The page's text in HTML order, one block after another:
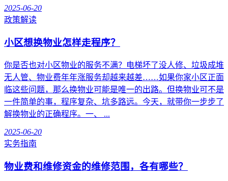
2025-06-20
政策解读
小区想换物业怎样走程序？
你是否也对小区物业的服务不满？电梯坏了没人修、垃圾成堆
无人管、物业费年年涨服务却越来越差……如果你家小区正面
临这些问题，那么换物业可能是唯一的出路。但换物业可不是
一件简单的事，程序复杂、坑多路远。今天，就带你一步步了
解换物业的正确程序。一、 ...
2025-06-20
实务指南
物业费和维修资金的维修范围，各有哪些？